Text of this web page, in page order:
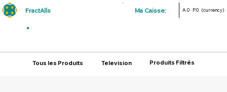
FractAlls Ma Caisse: A.0 P.0 (currency)
Tous les Produits Television Produits Filtrés